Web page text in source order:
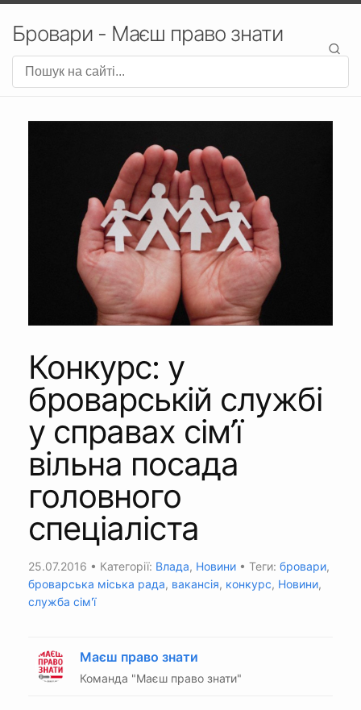
Бровари - Маєш право знати
Конкурс: у
броварській службі
у справах сім’ї
вільна посада
головного
спеціаліста
25.07.2016 • Категорії: Влада, Новини • Теги: бровари,
броварська міська рада, вакансія, конкурс, Новини,
служба сім'ї
Маєш право знати
Команда "Маєш право знати"